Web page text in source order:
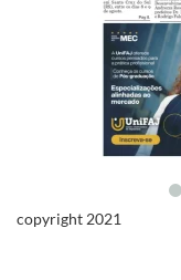
copyright 2021